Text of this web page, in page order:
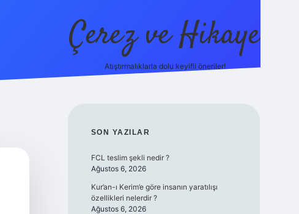
Çerez ve Hikaye
Atıştırmalıklarla dolu keyifli öneriler!
SIDEBAR
SON YAZILAR
FCL teslim şekli nedir ?
Ağustos 6, 2026
Kur’an-ı Kerim’e göre insanın yaratılışı
özellikleri nelerdir ?
Ağustos 6, 2026